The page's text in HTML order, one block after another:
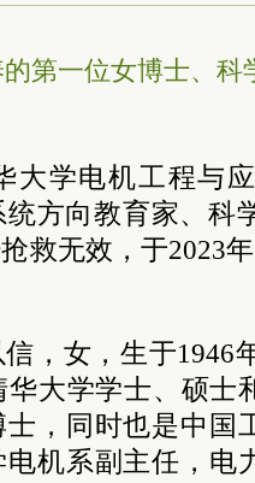
第一位女博士、科
大学电机工程与
方向教育家、科
救无效，于2023
，女，生于1946
华大学学士、硕士
，同时也是中国
机系副主任，电